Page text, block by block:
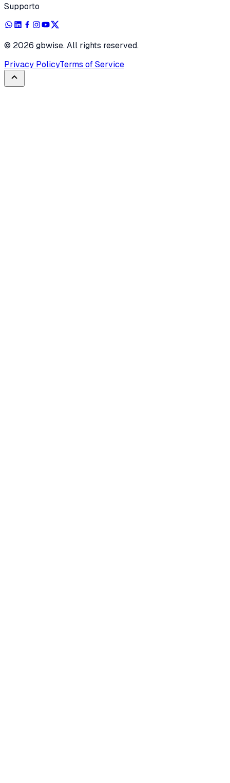
Supporto
© 2026 gbwise. All rights reserved.
Privacy PolicyTerms of Service